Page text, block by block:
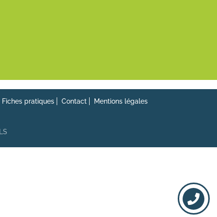
Fiches pratiques Contact Mentions légales